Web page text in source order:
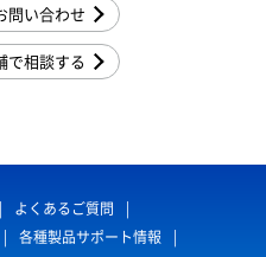
問い合わせ
で相談する
よくあるご質問
各種製品サポート情報